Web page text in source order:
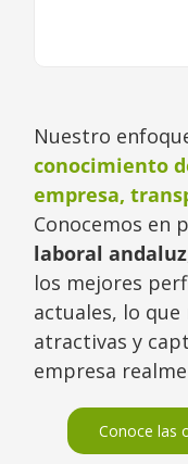
Nuestro
conocimiento
empresa,
Conocemos en
laboral andaluz
los mejores
actuales, lo
atractivas y
empresa
Conoce las